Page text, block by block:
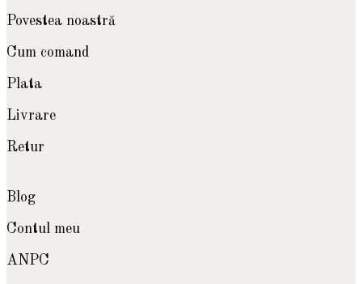
Povestea noastră
Cum comand
Plata
Livrare
Retur
Blog
Contul meu
ANPC